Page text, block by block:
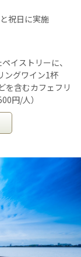
祝日に実施
イストリーに、
ングワイン1杯
を含むカフェフリ
円/人）